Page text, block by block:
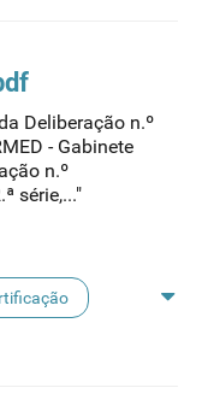
Deliberação n.º
- Gabinete
n.º
série,..."